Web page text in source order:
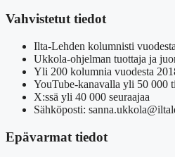
Vahvistetut tiedot
Ilta-Lehden kolumnisti
Ukkola-ohjelman tuottaja ja
Yli 200 kolumnia vuodesta
YouTube-kanavalla yli 50 000
X:ssä yli 40 000 seuraajaa
Sähköposti:
Epävarmat tiedot